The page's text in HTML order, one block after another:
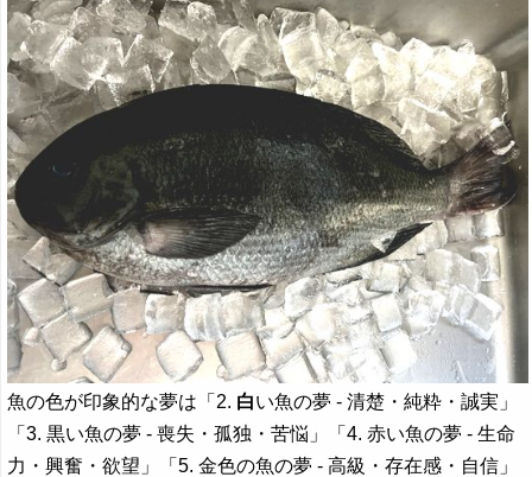
魚の色が印象的な夢は「2. 白い魚の夢 - 清楚・純粋・誠実」
「3. 黒い魚の夢 - 喪失・孤独・苦悩」「4. 赤い魚の夢 - 生命
力・興奮・欲望」「5. 金色の魚の夢 - 高級・存在感・自信」